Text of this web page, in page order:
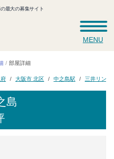
最大の募集サイト
MENU
部屋詳細
大阪市 北区 中之島駅 三井リンク
島